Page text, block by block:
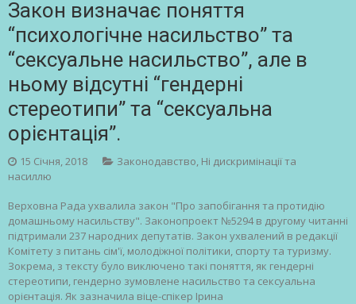
Закон визначає поняття
“психологічне насильство” та
“сексуальне насильство”, але в
ньому відсутні “гендерні
стереотипи” та “сексуальна
орієнтація”.
15 Січня, 2018 Законодавство Ні дискримінації та
насиллю
Верховна Рада ухвалила закон "Про запобігання та протидію
домашньому насильству". Законопроект №5294 в другому читанні
підтримали 237 народних депутатів. Закон ухвалений в редакції
Комітету з питань сім'ї, молодіжної політики, спорту та туризму.
Зокрема, з тексту було виключено такі поняття, як гендерні
стереотипи, гендерно зумовлене насильство та сексуальна
орієнтація. Як зазначила віце-спікер Ірина